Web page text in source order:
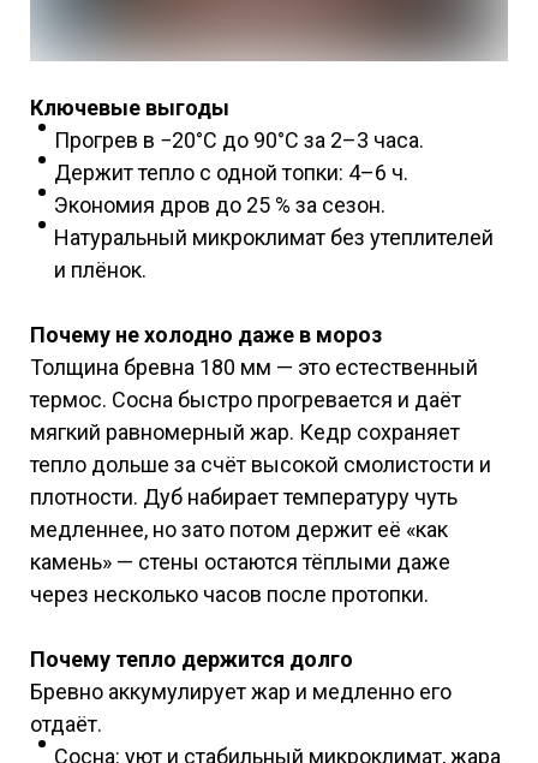
Ключевые выгоды
Прогрев в −20°C до 90°C за 2–3 часа.
Держит тепло с одной топки: 4–6 ч.
Экономия дров до 25 % за сезон.
Натуральный микроклимат без утеплителей
и плёнок.
Почему не холодно даже в мороз
Толщина бревна 180 мм — это естественный
термос. Сосна быстро прогревается и даёт
мягкий равномерный жар. Кедр сохраняет
тепло дольше за счёт высокой смолистости и
плотности. Дуб набирает температуру чуть
медленнее, но зато потом держит её «как
камень» — стены остаются тёплыми даже
через несколько часов после протопки.
Почему тепло держится долго
Бревно аккумулирует жар и медленно его
отдаёт.
Сосна: уют и стабильный микроклимат, жара